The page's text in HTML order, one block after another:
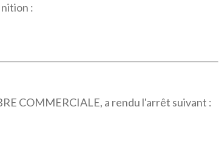
:
COMMERCIALE, a rendu l'arrêt suivant :